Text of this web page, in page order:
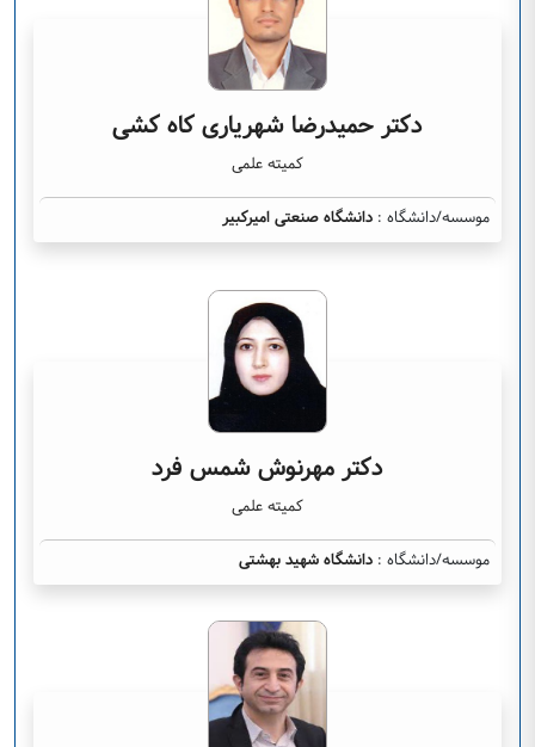
دکتر حمیدرضا شهریاری کاه کشی
کمیته علمی
موسسه/دانشگاه : دانشگاه صنعتی امیرکبیر
دکتر مهرنوش شمس فرد
کمیته علمی
موسسه/دانشگاه : دانشگاه شهید بهشتی